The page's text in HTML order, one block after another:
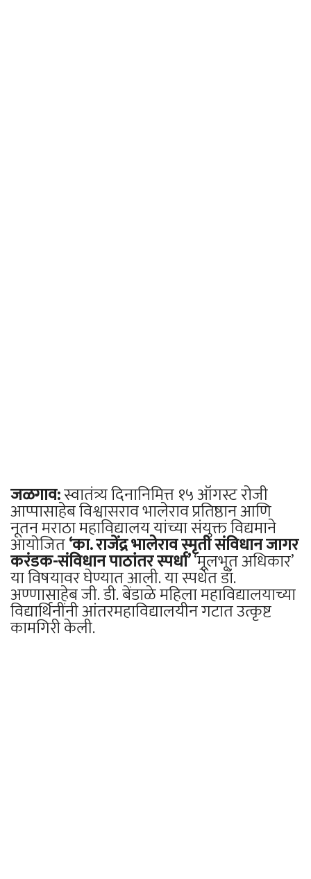
जळगाव:स्वातंत्र्य दिनानिमित्त १५ ऑगस्ट रोजी
आप्पासाहेब विश्वासराव भालेराव प्रतिष्ठान आणि
नूतन मराठा महाविद्यालय यांच्या संयुक्त विद्यमाने
आयोजित‘का. राजेंद्र भालेराव स्मृती संविधान जागर
करंडक-संविधान पाठांतर स्पर्धा’‘मूलभूत अधिकार’
या विषयावर घेण्यात आली. या स्पर्धेत डॉ.
अण्णासाहेब जी. डी. बेंडाळे महिला महाविद्यालयाच्या
विद्यार्थिनींनी आंतरमहाविद्यालयीन गटात उत्कृष्ट
कामगिरी केली.